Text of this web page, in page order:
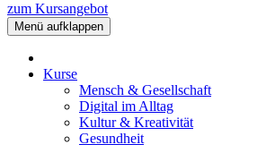
zum Kursangebot
Menü aufklappen
Kurse
Mensch & Gesellschaft
Digital im Alltag
Kultur & Kreativität
Gesundheit